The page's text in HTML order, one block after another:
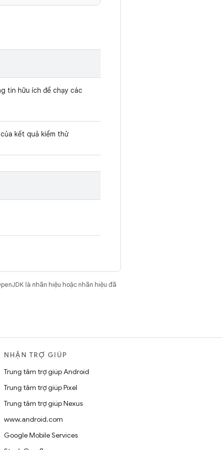
tin hữu ích để chạy các
của kết quả kiểm thử
là nhãn hiệu hoặc nhãn hiệu đã
NHẬN TRỢ GIÚP
Trung tâm trợ giúp Android
Trung tâm trợ giúp Pixel
Trung tâm trợ giúp Nexus
www.android.com
Google Mobile Services